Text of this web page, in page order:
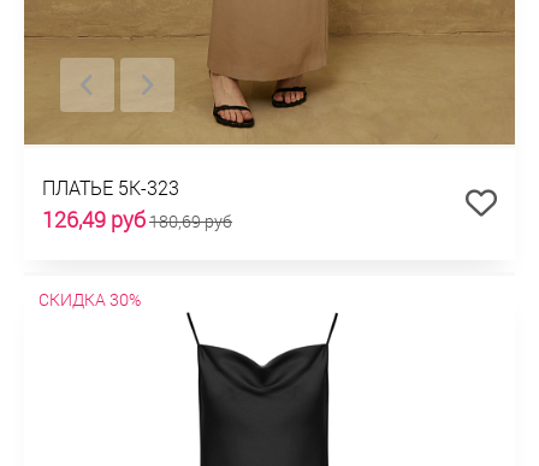
ПЛАТЬЕ 5К-323
126,49 руб180,69 руб
СКИДКА 30%